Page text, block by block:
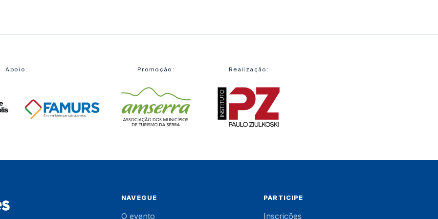
Apoio: Promoção: Realização:
NAVEGUE
O evento
PARTICIPE
Inscrições